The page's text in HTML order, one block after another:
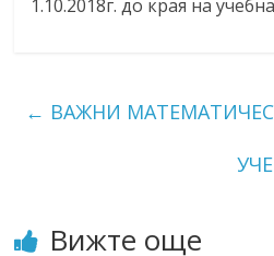
1.10.2018г. до края на
← ВАЖНИ
Вижте още